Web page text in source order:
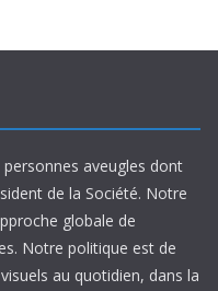
personnes aveugles dont
de la Société. Notre
globale de
Notre politique est de
au quotidien, dans la